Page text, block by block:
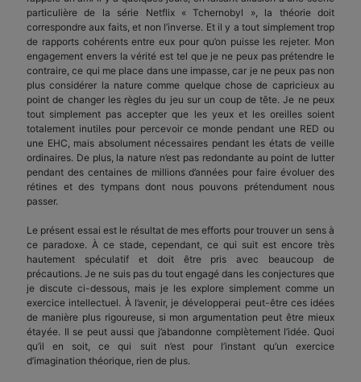
particulière de la série Netflix « Tchernobyl », la théorie doit
correspondre aux faits, et non l’inverse. Et il y a tout simplement trop
de rapports cohérents entre eux pour qu’on puisse les rejeter. Mon
engagement envers la vérité est tel que je ne peux pas prétendre le
contraire, ce qui me place dans une impasse, car je ne peux pas non
plus considérer la nature comme quelque chose de capricieux au
point de changer les règles du jeu sur un coup de tête. Je ne peux
tout simplement pas accepter que les yeux et les oreilles soient
totalement inutiles pour percevoir ce monde pendant une RED ou
une EHC, mais absolument nécessaires pendant les états de veille
ordinaires. De plus, la nature n’est pas redondante au point de lutter
pendant des centaines de millions d’années pour faire évoluer des
rétines et des tympans dont nous pouvons prétendument nous
passer.
Le présent essai est le résultat de mes efforts pour trouver un sens à
ce paradoxe. À ce stade, cependant, ce qui suit est encore très
hautement spéculatif et doit être pris avec beaucoup de
précautions. Je ne suis pas du tout engagé dans les conjectures que
je discute ci-dessous, mais je les explore simplement comme un
exercice intellectuel. À l’avenir, je développerai peut-être ces idées
de manière plus rigoureuse, si mon argumentation peut être mieux
étayée. Il se peut aussi que j’abandonne complètement l’idée. Quoi
qu’il en soit, ce qui suit n’est pour l’instant qu’un exercice
d’imagination théorique, rien de plus.